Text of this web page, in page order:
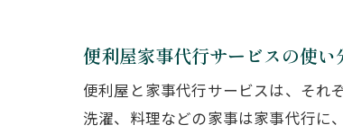
便利屋家事代行サービスの使い
便利屋と家事代行サービスは、それ
洗濯、料理などの家事は家事代行に